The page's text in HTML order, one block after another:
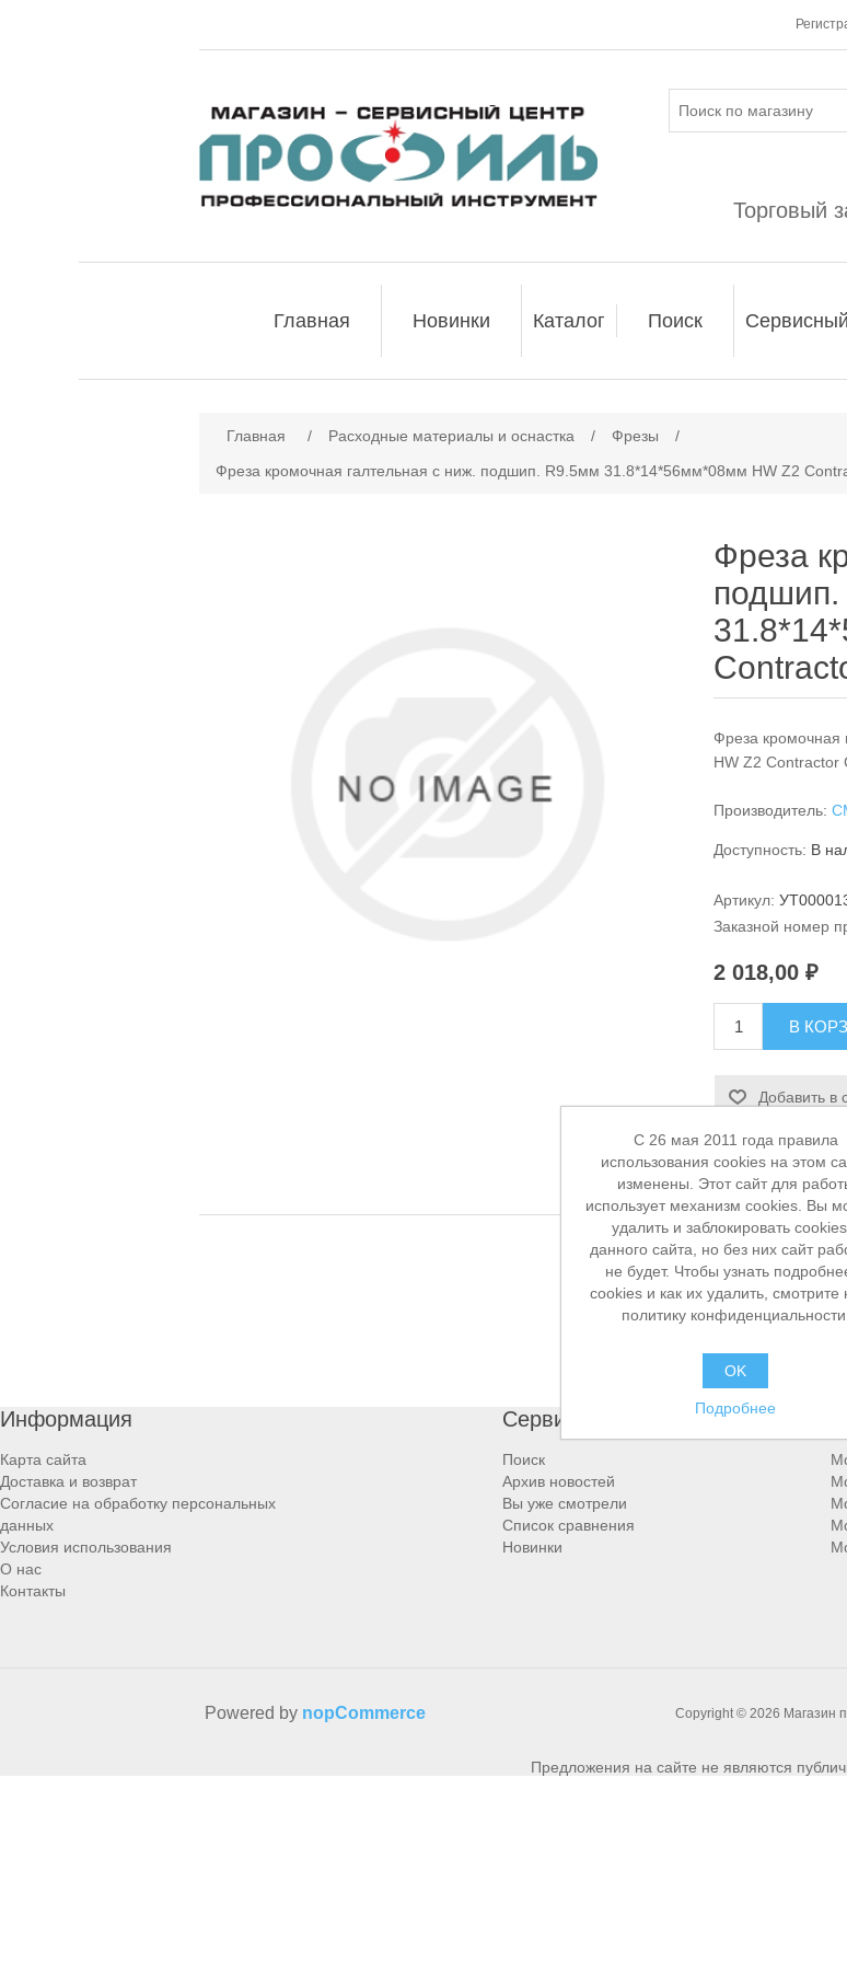
Торговый
Главная Новинки Каталог Поиск
Главная / Расходные материалы и оснастка / Фрезы
/
Фреза кромочная галтельная с ниж. подшип. R9.5мм 31.8*14*56мм*08мм HW Z2
Фреза
Фреза
HW Z2 Contractor
Производитель:
Доступность: В
Артикул:
Заказной номер
2 018,00 ₽
В
Добавить в
Информация
Карта сайта
Доставка и возврат
Согласие на обработку персональных
данных
Условия использования
О нас
Контакты
Сервисы
Поиск
Архив новостей
Вы уже смотрели
Список сравнения
Новинки
Copyright © 2026 Магазин
Powered by nopCommerce
Предложения на сайте не являются
C 26 мая 2011 года правила
использования cookies на этом
изменены. Этот сайт для
использует механизм cookies. Вы
удалить и заблокировать
данного сайта, но без них сайт
не будет. Чтобы узнать
cookies и как их удалить, смотрите
политику конфиденциальности.
OK
Подробнее